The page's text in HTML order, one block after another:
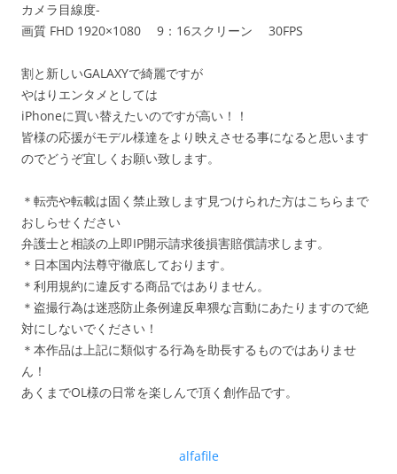
カメラ目線度-
画質 FHD 1920×1080 9：16スクリーン 30FPS
割と新しいGALAXYで綺麗ですが
やはりエンタメとしては
iPhoneに買い替えたいのですが高い！！
皆様の応援がモデル様達をより映えさせる事になると思います
のでどうぞ宜しくお願い致します。
＊転売や転載は固く禁止致します見つけられた方はこちらまで
おしらせください
弁護士と相談の上即IP開示請求後損害賠償請求します。
＊日本国内法尊守徹底しております。
＊利用規約に違反する商品ではありません。
＊盗撮行為は迷惑防止条例違反卑猥な言動にあたりますので絶
対にしないでください！
＊本作品は上記に類似する行為を助長するものではありませ
ん！
あくまでOL様の日常を楽しんで頂く創作品です。
alfafile